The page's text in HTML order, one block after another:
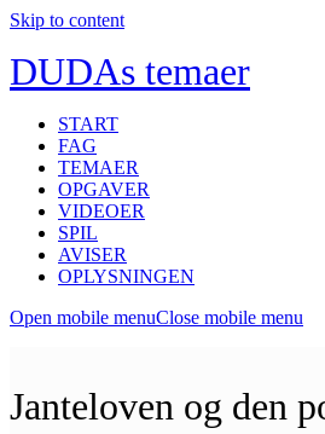
Skip to content
DUDAs temaer
START
FAG
TEMAER
OPGAVER
VIDEOER
SPIL
AVISER
OPLYSNINGEN
Open mobile menuClose mobile menu
Janteloven og den